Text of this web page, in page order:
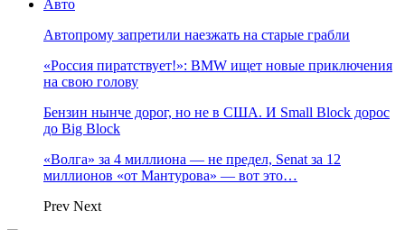
Авто
Автопрому запретили наезжать на старые грабли
«Россия пиратствует!»: BMW ищет новые приключения
на свою голову
Бензин нынче дорог, но не в США. И Small Block дорос
до Big Block
«Волга» за 4 миллиона — не предел, Senat за 12
миллионов «от Мантурова» — вот это…
Prev Next